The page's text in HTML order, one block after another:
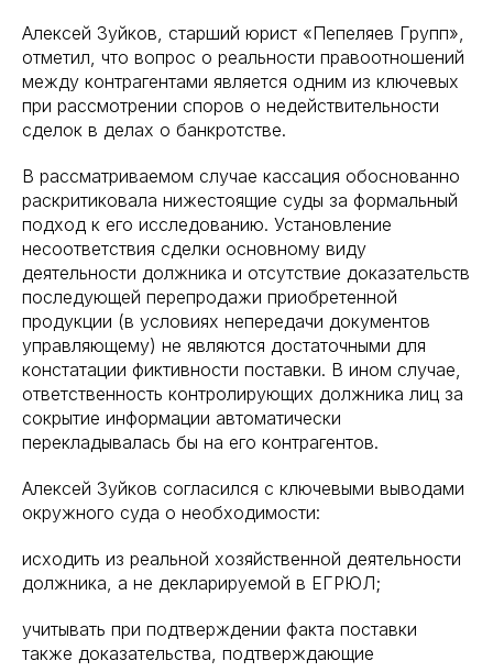
Алексей Зуйков, старший юрист «Пепеляев Групп»,
отметил, что вопрос о реальности правоотношений
между контрагентами является одним из ключевых
при рассмотрении споров о недействительности
сделок в делах о банкротстве.
В рассматриваемом случае кассация обоснованно
раскритиковала нижестоящие суды за формальный
подход к его исследованию. Установление
несоответствия сделки основному виду
деятельности должника и отсутствие доказательств
последующей перепродажи приобретенной
продукции (в условиях непередачи документов
управляющему) не являются достаточными для
констатации фиктивности поставки. В ином случае,
ответственность контролирующих должника лиц за
сокрытие информации автоматически
перекладывалась бы на его контрагентов.
Алексей Зуйков согласился с ключевыми выводами
окружного суда о необходимости:
исходить из реальной хозяйственной деятельности
должника, а не декларируемой в ЕГРЮЛ;
учитывать при подтверждении факта поставки
также доказательства, подтверждающие